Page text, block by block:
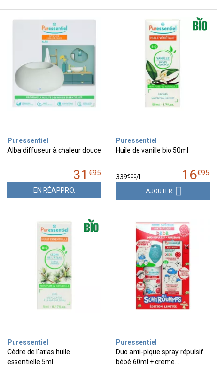
Puressentiel
Alba diffuseur à chaleur douce
31 €95
EN RÉAPPRO.
Puressentiel
Huile de vanille bio 50ml
16€95
339€00/
AJOUTER
Puressentiel
Cèdre de l'atlas huile
essentielle 5ml
Puressentiel
Duo anti-pique spray répulsif
bébé 60ml + creme…